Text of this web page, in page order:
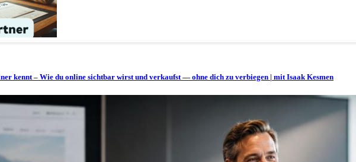
kennt – Wie du online sichtbar wirst und verkaufst — ohne dich zu verbiegen | mit Isaak Kesmen